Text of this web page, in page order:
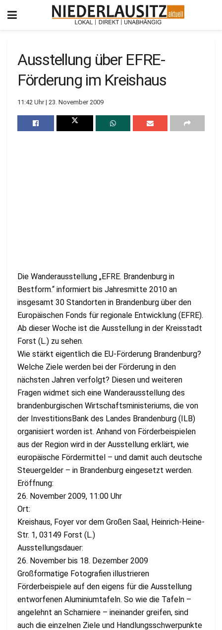
Ausstellung über EFRE-
Förderung im Kreishaus
11:42 Uhr | 23. November 2009
Die Wanderausstellung „EFRE. Brandenburg in
Bestform.“ informiert bis Jahresmitte 2010 an
insgesamt 30 Standorten in Brandenburg über den
Europäischen Fonds für regionale Entwicklung (EFRE).
Ab dieser Woche ist die Ausstellung in der Kreisstadt
Forst (L.) zu sehen.
Wie stärkt eigentlich die EU-Förderung Brandenburg?
Welche Ziele werden bei der Förderung in den
nächsten Jahren verfolgt? Diesen und weiteren
Fragen widmet sich eine Wanderausstellung des
brandenburgischen Wirtschaftsministeriums, die von
der InvestitionsBank des Landes Brandenburg (ILB)
organisiert worden ist. Anhand von Förderbeispielen
aus der Region wird in der Ausstellung erklärt, wie
europäische Fördermittel – und damit auch deutsche
Steuergelder – in Brandenburg eingesetzt werden.
Eröffnung:
26. November 2009, 11:00 Uhr
Ort:
Kreishaus, Foyer vor dem Großen Saal, Heinrich-Heine-
Str. 1, 03149 Forst (L.)
Ausstellungsdauer:
26. November bis 18. Dezember 2009
Großformatige Fotografien illustrieren
Förderbeispiele auf den eigens für die Ausstellung
entworfenen Aluminiumtafeln. So wie die Tafeln –
angelehnt an Scharniere – ineinander greifen, sind
auch die einzelnen Ziele und Handlungsschwerpunkte